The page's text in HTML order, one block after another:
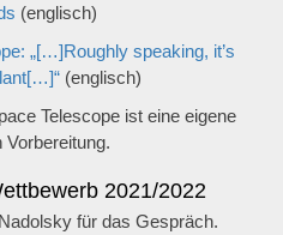
(englisch)
„[…]Roughly speaking, it’s
(englisch)
Telescope ist eine eigene
Vorbereitung.
2021/2022
für das Gespräch.